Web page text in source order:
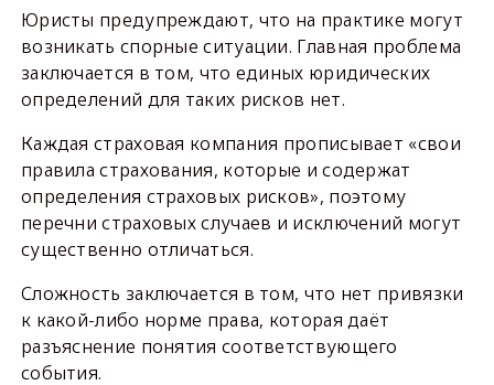
Юристы предупреждают, что на практике могут
возникать спорные ситуации. Главная проблема
заключается в том, что единых юридических
определений для таких рисков нет.
Каждая страховая компания прописывает «свои
правила страхования, которые и содержат
определения страховых рисков», поэтому
перечни страховых случаев и исключений могут
существенно отличаться.
Сложность заключается в том, что нет привязки
к какой-либо норме права, которая даёт
разъяснение понятия соответствующего
события.